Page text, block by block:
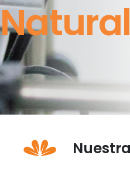
Natural